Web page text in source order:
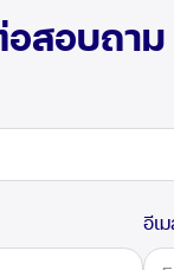
สอบถาม
อีเ